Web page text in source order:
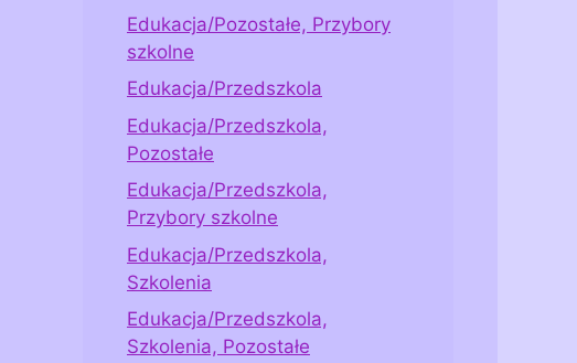
Edukacja/Pozostałe, Przybory
szkolne
Edukacja/Przedszkola
Edukacja/Przedszkola,
Pozostałe
Edukacja/Przedszkola,
Przybory szkolne
Edukacja/Przedszkola,
Szkolenia
Edukacja/Przedszkola,
Szkolenia, Pozostałe